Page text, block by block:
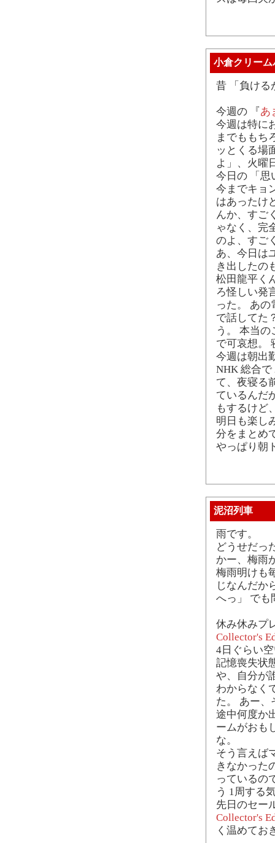
小倉クリーム
昔 「負ける
今週の 『あ
今週は特に
までももち
ッとくる場
よ」、火曜
今日の 「思
今までキョ
はあったけ
んか、すご
ゃなく、完
のよ、すご
あ、今日は
き出したの
松田龍平く
ろ怪しい発
った。 あ
で話してた
う。 本当
で可哀想。
今週は朝出
NHK 総合
て、夜寝る
ているんだ
もするけど
明日も楽し
分をまとめ
やっぱり朝
泥沼列車
雨です。
どうせだっ
かー、梅雨
梅雨明けも
じなんだか
へっ」 でも
休み休みプ
Collector's
4日ぐらい
記憶喪失状
や、自分が
わからなく
た。 あー、
途中何度か
ームがおも
な。
そう言えば
きなかった
っているの
う 1周する
先日のセー
Collector's
く温めてお